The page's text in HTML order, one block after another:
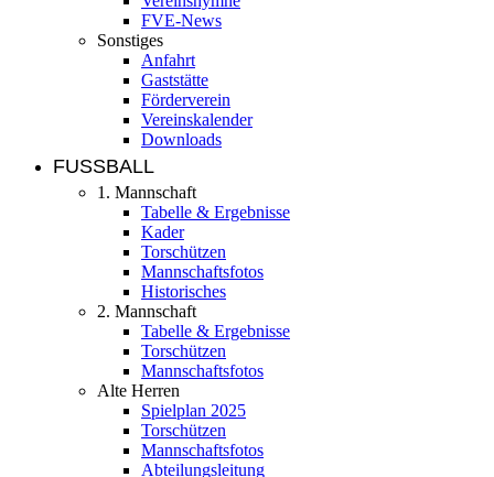
FVE-News
Sonstiges
Anfahrt
Gaststätte
Förderverein
Vereinskalender
Downloads
FUSSBALL
1. Mannschaft
Tabelle & Ergebnisse
Kader
Torschützen
Mannschaftsfotos
Historisches
2. Mannschaft
Tabelle & Ergebnisse
Torschützen
Mannschaftsfotos
Alte Herren
Spielplan 2025
Torschützen
Mannschaftsfotos
Abteilungsleitung